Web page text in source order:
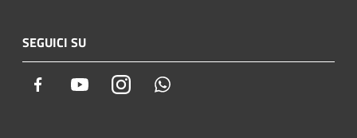
SEGUICI SU
Facebook YoutubeInstagram